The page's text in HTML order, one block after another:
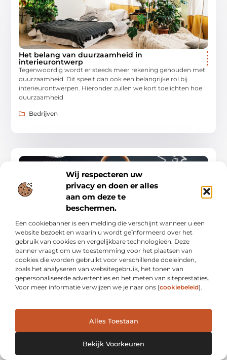
Wij respecteren uw
privacy en doen er alles
aan om deze te
beschermen.
Een cookiebanner is een melding die verschijnt wanneer u een
website bezoekt en waarin u wordt geïnformeerd over het
gebruik van cookies en vergelijkbare technologieën. Deze
banner vraagt om uw toestemming voor het plaatsen van
cookies die worden gebruikt voor verschillende doeleinden,
zoals het analyseren van websitegebruik, het tonen van
gepersonaliseerde advertenties en het meten van siteprestaties.
Voor meer informatie verwijzen we je naar ons [cookiebeleid].
Alles Toestaan
Bekijk Voorkeuren
Het belang van duurzaamheid in
interieurontwerp
Tegenwoordig wordt er steeds meer rekening gehouden met
duurzaamheid. Dit speelt dan ook een belangrijke rol bij
interieurontwerpen. Hieronder zullen we kort toelichten hoe
duurzaamheid
Bedrijven
Visuele consistentie: de sleutel tot marketing
succes
Visuele consistentie is een krachtig hulpmiddel voor elke
marketeer. Het gaat niet alleen over het gebruik van een
herkenbaar logo of een consistent kleurenpalet. Het
Bedrijven